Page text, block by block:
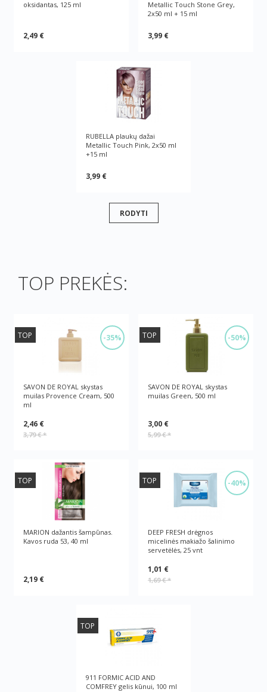
oksidantas, 125 ml
2,49 €
Metallic Touch Stone Grey,
2x50 ml + 15 ml
3,99 €
RUBELLA plaukų dažai
Metallic Touch Pink, 2x50 ml
+15 ml
3,99 €
RODYTI
TOP PREKĖS:
-35%
TOP
SAVON DE ROYAL skystas
muilas Provence Cream, 500
ml
2,46 €
3,79 €*
-50%
TOP
SAVON DE ROYAL skystas
muilas Green, 500 ml
3,00 €
5,99 €*
TOP
MARION dažantis šampūnas.
Kavos ruda 53, 40 ml
2,19 €
-40%
TOP
DEEP FRESH drėgnos
micelinės makiažo šalinimo
servetėlės, 25 vnt
1,01 €
1,69 €*
TOP
911 FORMIC ACID AND
COMFREY gelis kūnui, 100 ml